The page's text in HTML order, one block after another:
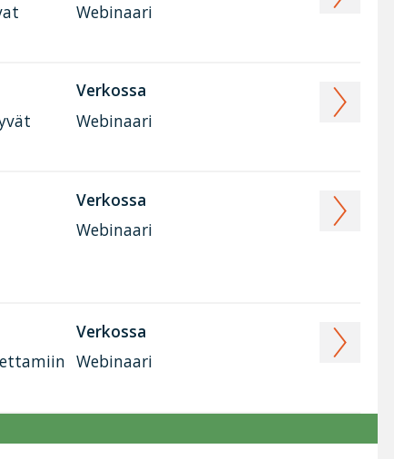
Webinaari
Verkossa
Webinaari
Verkossa
Webinaari
Verkossa
Webinaari